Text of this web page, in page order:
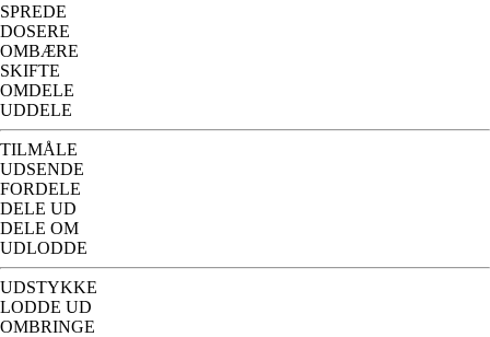
SPREDE
DOSERE
OMBÆRE
SKIFTE
OMDELE
UDDELE
TILMÅLE
UDSENDE
FORDELE
DELE UD
DELE OM
UDLODDE
UDSTYKKE
LODDE UD
OMBRINGE